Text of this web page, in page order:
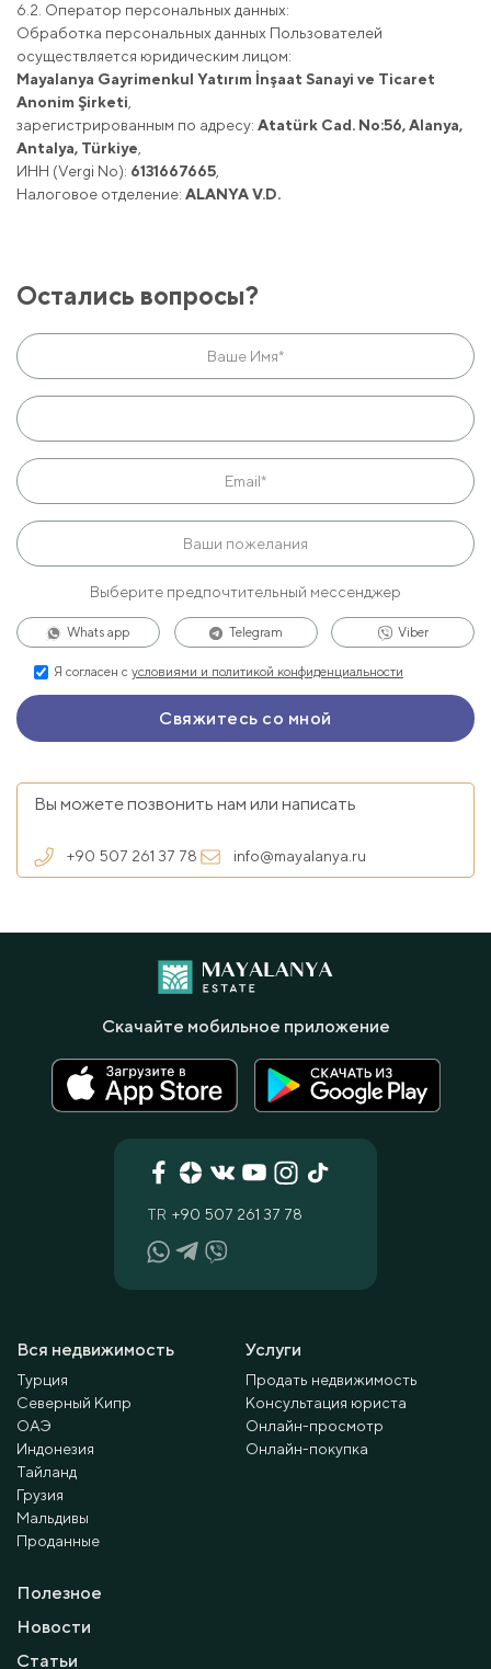
6.2. Оператор персональных данных:
Обработка персональных данных Пользователей
осуществляется юридическим лицом:
Mayalanya Gayrimenkul Yatırım İnşaat Sanayi ve Ticaret
Anonim Şirketi
зарегистрированным по адресу: Atatürk Cad. No:56, Alanya,
Antalya, Türkiye
ИНН (Vergi No): 6131667665
Налоговое отделение: ALANYA V.D.
Остались вопросы?
Выберите предпочтительный мессенджер
Whats app Telegram Viber
Я согласен с условиями и политикой конфиденциальности
Вы можете позвонить нам или написать
+90 507 261 37 78 info@mayalanya.ru
Вся недвижимость
Турция
Северный Кипр
ОАЭ
Индонезия
Тайланд
Грузия
Мальдивы
Проданные
Услуги
Продать недвижимость
Консультация юриста
Онлайн-просмотр
Онлайн-покупка
Полезное
Новости
Статьи
TR +90 507 261 37 78
Скачайте мобильное приложение